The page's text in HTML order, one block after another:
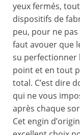
yeux fermés,
dispositifs de
peu, pour ne pas
faut avouer que
su perfectionner
point et en tout
total. C’est dire
qui ne vous
après chaque
Cet engin